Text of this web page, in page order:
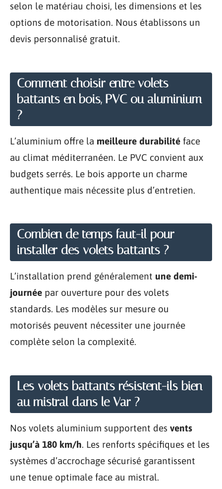
selon le matériau choisi, les dimensions et les
options de motorisation. Nous établissons un
devis personnalisé gratuit.
Comment choisir entre volets
battants en bois, PVC ou aluminium
?
L’aluminium offre la meilleure durabilité face
au climat méditerranéen. Le PVC convient aux
budgets serrés. Le bois apporte un charme
authentique mais nécessite plus d’entretien.
Combien de temps faut-il pour
installer des volets battants ?
L’installation prend généralement une demi-
journée par ouverture pour des volets
standards. Les modèles sur mesure ou
motorisés peuvent nécessiter une journée
complète selon la complexité.
Les volets battants résistent-ils bien
au mistral dans le Var ?
Nos volets aluminium supportent des vents
jusqu’à 180 km/h. Les renforts spécifiques et les
systèmes d’accrochage sécurisé garantissent
une tenue optimale face au mistral.